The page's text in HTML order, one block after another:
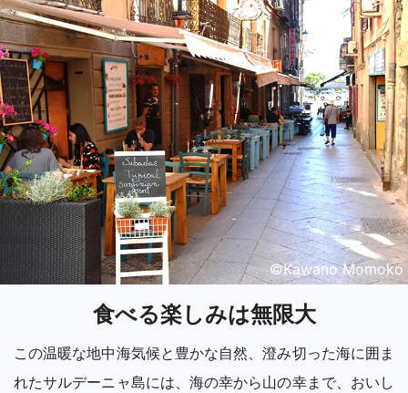
©️Kawano Momoko
食べる楽しみは無限大
この温暖な地中海気候と豊かな自然、澄み切った海に囲ま
れたサルデーニャ島には、海の幸から山の幸まで、おいし